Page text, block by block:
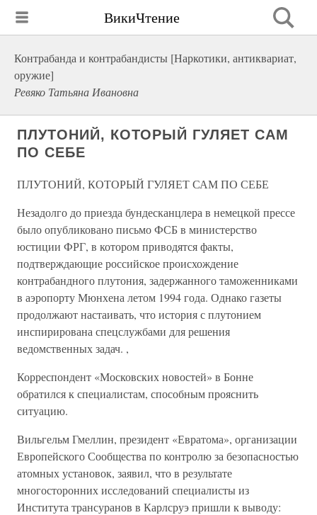
ВикиЧтение
Контрабанда и контрабандисты [Наркотики, антиквариат,
оружие]
Ревяко Татьяна Ивановна
ПЛУТОНИЙ, КОТОРЫЙ ГУЛЯЕТ САМ
ПО СЕБЕ
ПЛУТОНИЙ, КОТОРЫЙ ГУЛЯЕТ САМ ПО СЕБЕ
Незадолго до приезда бундесканцлера в немецкой прессе
было опубликовано письмо ФСБ в министерство
юстиции ФРГ, в котором приводятся факты,
подтверждающие российское происхождение
контрабандного плутония, задержанного таможенниками
в аэропорту Мюнхена летом 1994 года. Однако газеты
продолжают настаивать, что история с плутонием
инспирирована спецслужбами для решения
ведомственных задач. ,
Корреспондент «Московских новостей» в Бонне
обратился к специалистам, способным прояснить
ситуацию.
Вильгельм Гмеллин, президент «Евратома», организации
Европейского Сообщества по контролю за безопасностью
атомных установок, заявил, что в результате
многосторонних исследований специалисты из
Института трансуранов в Карлсруэ пришли к выводу: